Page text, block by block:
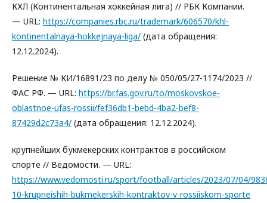
КХЛ (Континентальная хоккейная лига) // РБК Компании.
— URL: https://companies.rbc.ru/trademark/606570/khl-
kontinentalnaya-hokkejnaya-liga/ (дата обращения:
12.12.2024).
Решение № КИ/16891/23 по делу № 050/05/27-1174/2023 //
ФАС РФ. — URL: https://br.fas.gov.ru/to/moskovskoe-
oblastnoe-ufas-rossii/fef36db1-bebd-4ba2-bef8-
87429d2c73a4/ (дата обращения: 12.12.2024).
крупнейших букмекерских контрактов в российском
спорте // Ведомости. — URL:
https://www.vedomosti.ru/sport/football/articles/2023/07/04/
10-krupneishih-bukmekerskih-kontraktov-v-rossiiskom-sporte